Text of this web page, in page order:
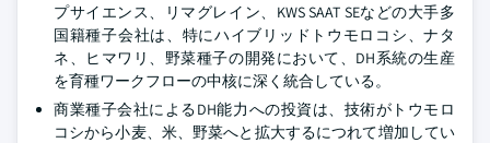
プサイエンス、リマグレイン、KWS SAAT SEなどの大手多
国籍種子会社は、特にハイブリッドトウモロコシ、ナタ
ネ、ヒマワリ、野菜種子の開発において、DH系統の生産
を育種ワークフローの中核に深く統合している。
商業種子会社によるDH能力への投資は、技術がトウモロ
コシから小麦、米、野菜へと拡大するにつれて増加してい